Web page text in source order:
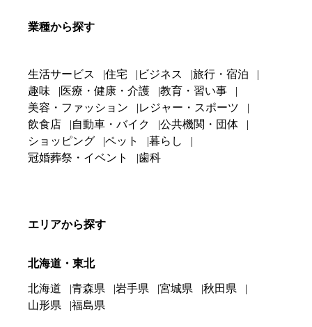
業種から探す
生活サービス 住宅 ビジネス
旅行・宿泊
趣味
医療・健康・介護
教育・習い事
美容・ファッション
レジャー・スポーツ
飲食店
自動車・バイク
公共機関・団体
ショッピング
ペット
暮らし
冠婚葬祭・イベント
歯科
エリアから探す
北海道・東北
北海道 青森県 岩手県 宮城県
秋田県
山形県
福島県